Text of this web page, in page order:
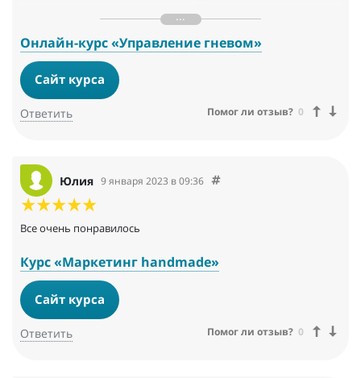
нрава. Спасибо !
Онлайн-курс «Управление гневом»
Сайт курса
Ответить Помог ли отзыв? 0
Юлия 9 января 2023 в 09:36
Все очень понравилось
Курс «Маркетинг handmade»
Сайт курса
Ответить Помог ли отзыв? 0